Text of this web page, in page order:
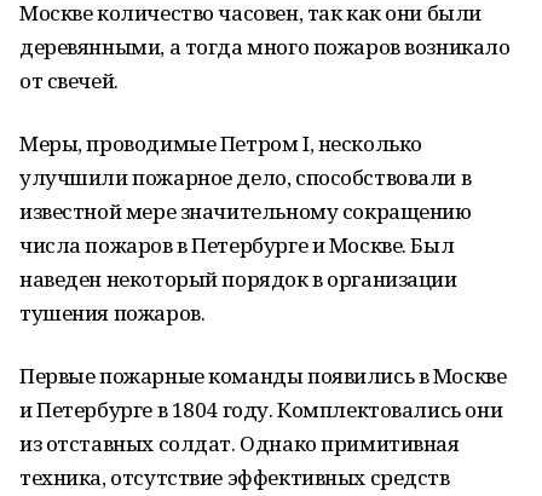
Москве количество часовен, так как они были
деревянными, а тогда много пожаров возникало
от свечей.
Меры, проводимые Петром I, несколько
улучшили пожарное дело, способствовали в
известной мере значительному сокращению
числа пожаров в Петербурге и Москве. Был
наведен некоторый порядок в организации
тушения пожаров.
Первые пожарные команды появились в Москве
и Петербурге в 1804 году. Комплектовались они
из отставных солдат. Однако примитивная
техника, отсутствие эффективных средств